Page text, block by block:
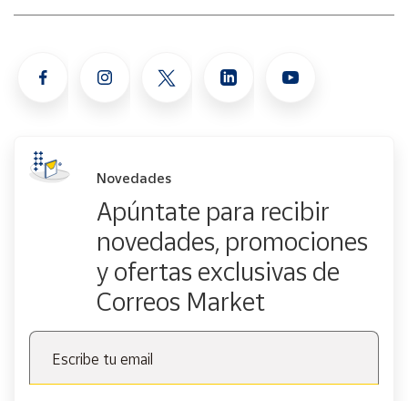
Novedades
Apúntate para recibir
novedades, promociones
y ofertas exclusivas de
Correos Market
Escribe tu email